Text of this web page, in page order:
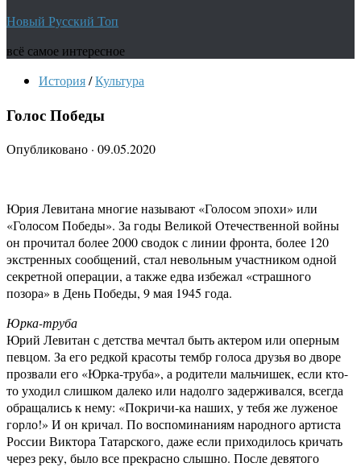
Новый Русский Топ
всё самое интересное
История/Культура
Голос Победы
Опубликовано · 09.05.2020
Юрия Левитана многие называют «Голосом эпохи» или
«Голосом Победы». За годы Великой Отечественной войны
он прочитал более 2000 сводок с линии фронта, более 120
экстренных сообщений, стал невольным участником одной
секретной операции, а также едва избежал «страшного
позора» в День Победы, 9 мая 1945 года.
Юрка-труба
Юрий Левитан с детства мечтал быть актером или оперным
певцом. За его редкой красоты тембр голоса друзья во дворе
прозвали его «Юрка-труба», а родители мальчишек, если кто-
то уходил слишком далеко или надолго задерживался, всегда
обращались к нему: «Покричи-ка наших, у тебя же луженое
горло!» И он кричал. По воспоминаниям народного артиста
России Виктора Татарского, даже если приходилось кричать
через реку, было все прекрасно слышно. После девятого